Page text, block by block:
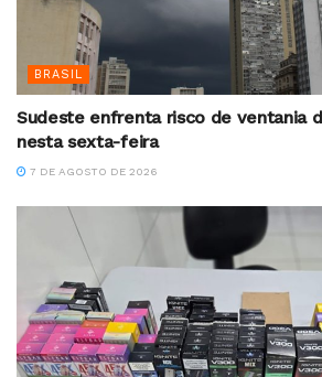
BRASIL
Sudeste enfrenta risco de ventania
nesta sexta-feira
7 DE AGOSTO DE 2026